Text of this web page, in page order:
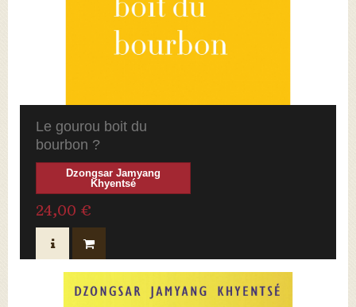
Le gourou boit du
bourbon ?
Dzongsar Jamyang
Khyentsé
24,00 €